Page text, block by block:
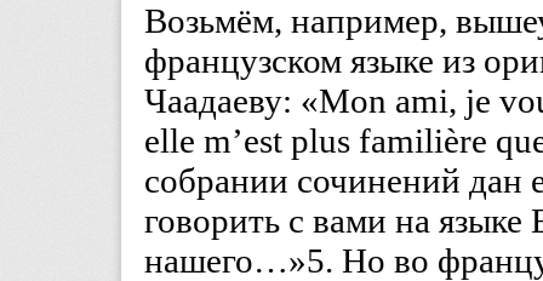
Возьмём, например,
французском языке из
Чаадаеву: «Mon ami, je
elle m’est plus familière
собрании сочинений дан
говорить с вами на
нашего…»5. Но во